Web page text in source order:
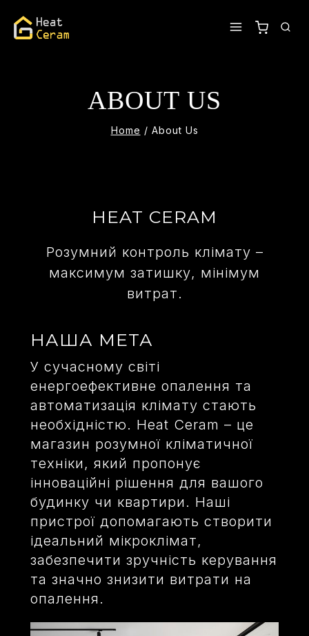
ABOUT US
Home / About Us
HEAT CERAM
Розумний контроль клімату –
максимум затишку, мінімум
витрат.
НАША МЕТА
У сучасному світі
енергоефективне опалення та
автоматизація клімату стають
необхідністю. Heat Ceram – це
магазин розумної кліматичної
техніки, який пропонує
інноваційні рішення для вашого
будинку чи квартири. Наші
пристрої допомагають створити
ідеальний мікроклімат,
забезпечити зручність керування
та значно знизити витрати на
опалення.